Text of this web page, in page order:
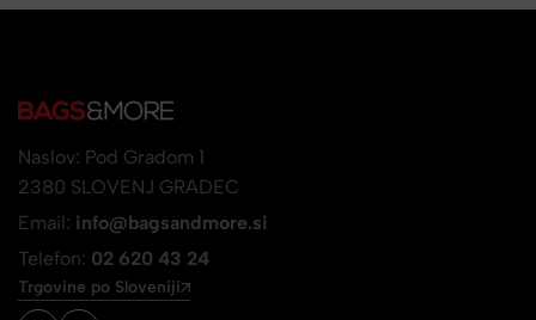
Naslov: Pod Gradom 1
2380 SLOVENJ GRADEC
Email: info@bagsandmore.si
Telefon: 02 620 43 24
Trgovine po Sloveniji